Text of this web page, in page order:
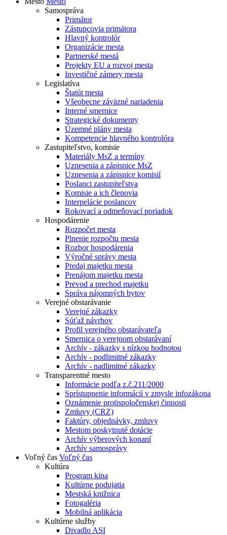
Samospráva
Primátor
Zástupcovia primátora
Hlavný kontrolór
Organizácie mesta
Partnerské mestá
Projekty EU a rozvoj mesta
Investičné zámery mesta
Legislatíva
Štatút mesta
Všeobecne záväzné nariadenia
Interné smernice
Strategické dokumenty
Územné plány mesta
Kompetencie hlavného kontrolóra
Zastupiteľstvo, komisie
Materiály MsZ a termíny
Uznesenia a zápisnice MsZ
Uznesenia a zápisnice komisií
Poslanci zastupiteľstva
Komisie a ich členovia
Interpelácie poslancov
Rokovací a odmeňovací poriadok
Hospodárenie
Rozpočet mesta
Plnenie rozpočtu mesta
Rozbor hospodárenia
Výročné správy mesta
Predaj majetku mesta
Prenájom majetku mesta
Prevod a prechod majetku
Správa nájomných bytov
Verejné obstarávanie
Verejné zákazky
Súťaž návrhov
Profil verejného obstarávateľa
Smernica o verejnom obstarávaní
Archív - zákazky s nízkou hodnotou
Archív - podlimitné zákazky
Archív - nadlimitné zákazky
Transparentné mesto
Informácie podľa z.č.211/2000
Sprístupnenie informácií v zmysle infozákona
Oznámenie protispoločenskej činnosti
Zmluvy (CRZ)
Faktúry, objednávky, zmluvy
Mestom poskytnuté dotácie
Archív výberových konaní
Archív samosprávy
Voľný čas Voľný čas
Kultúra
Program kina
Kultúrne podujatia
Mestská knižnica
Fotogaléria
Mobilná aplikácia
Kultúrne služby
Divadlo ASI